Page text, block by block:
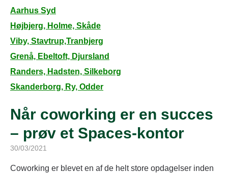
Aarhus Syd
Højbjerg, Holme, Skåde
Viby, Stavtrup,Tranbjerg
Grenå, Ebeltoft, Djursland
Randers, Hadsten, Silkeborg
Skanderborg, Ry, Odder
Når coworking er en succes
– prøv et Spaces-kontor
30/03/2021
Coworking er blevet en af de helt store opdagelser inden